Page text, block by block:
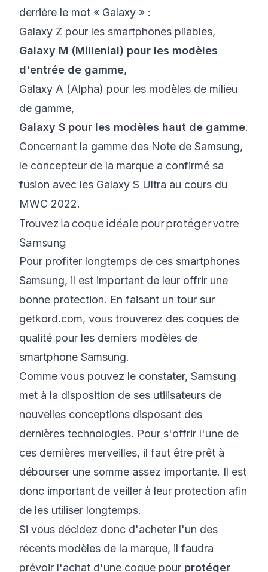
derrière le mot « Galaxy » :
Galaxy Z pour les smartphones pliables,
Galaxy M (Millenial) pour les modèles
d'entrée de gamme,
Galaxy A (Alpha) pour les modèles de milieu
de gamme,
Galaxy S pour les modèles haut de gamme.
Concernant la gamme des Note de Samsung,
le concepteur de la marque a confirmé sa
fusion avec les Galaxy S Ultra au cours du
MWC 2022.
Trouvez la coque idéale pour protéger votre
Samsung
Pour profiter longtemps de ces smartphones
Samsung, il est important de leur offrir une
bonne protection. En faisant un tour sur
getkord.com, vous trouverez des coques de
qualité pour les derniers modèles de
smartphone Samsung.
Comme vous pouvez le constater, Samsung
met à la disposition de ses utilisateurs de
nouvelles conceptions disposant des
dernières technologies. Pour s'offrir l'une de
ces dernières merveilles, il faut être prêt à
débourser une somme assez importante. Il est
donc important de veiller à leur protection afin
de les utiliser longtemps.
Si vous décidez donc d'acheter l'un des
récents modèles de la marque, il faudra
prévoir l'achat d'une coque pour protéger